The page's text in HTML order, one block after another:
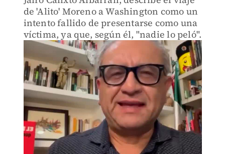
de 'Alito' Moreno a Washington como un
intento fallido de presentarse como una
víctima, ya que, según él, "nadie lo peló".